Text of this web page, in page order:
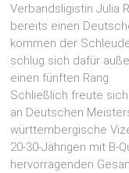
Verbandsligistin Julia
bereits einen
kommen der
schlug sich dafür
einen fünften Rang.
Schließlich freute
an Deutschen
württembergische
20-30-Jährigen mit B-
hervorragenden